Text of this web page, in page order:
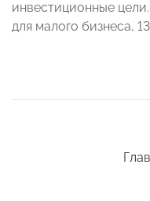
инвестиционные
для малого бизнеса,